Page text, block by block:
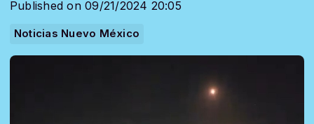
Published on 09/21/2024 20:05
Noticias Nuevo México